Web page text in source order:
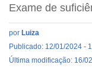
Exame de
por Luiza
Publicado: 12/01/2024 -
Última modificação: 16/